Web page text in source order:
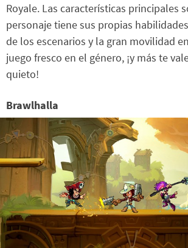
Royale. Las características principales
personaje tiene sus propias
de los escenarios y la gran movilidad
juego fresco en el género, ¡y más te
quieto!
Brawlhalla